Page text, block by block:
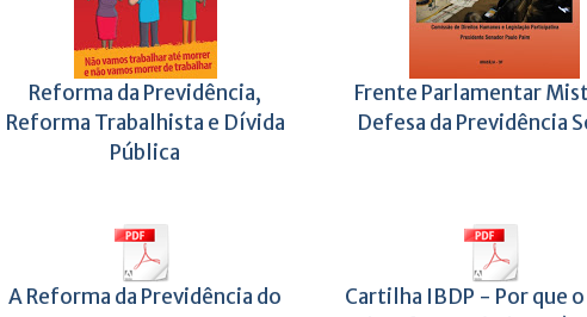
Reforma da Previdência,
Reforma Trabalhista e Dívida
Pública
Frente Parlamentar
Defesa da Previdência
A Reforma da Previdência do
Cartilha IBDP - Por que